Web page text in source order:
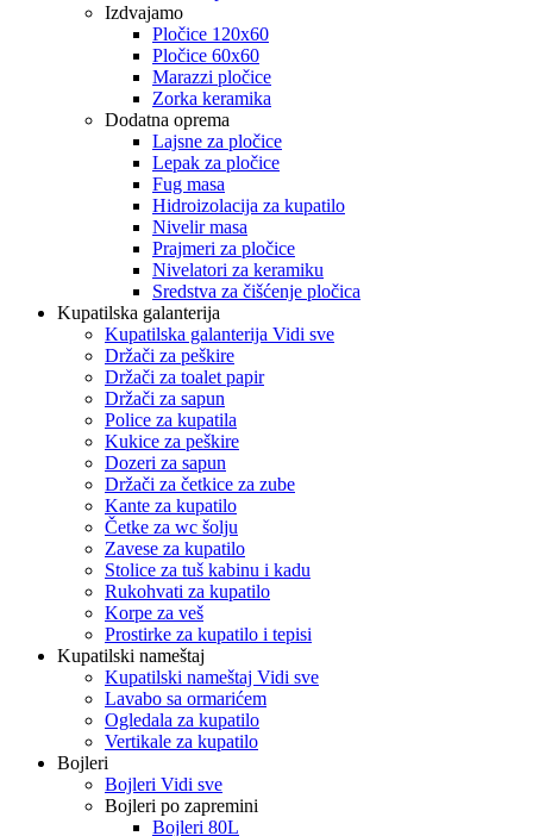
Izdvajamo
Pločice 120x60
Pločice 60x60
Marazzi pločice
Zorka keramika
Dodatna oprema
Lajsne za pločice
Lepak za pločice
Fug masa
Hidroizolacija za kupatilo
Nivelir masa
Prajmeri za pločice
Nivelatori za keramiku
Sredstva za čišćenje pločica
Kupatilska galanterija
Kupatilska galanterija Vidi sve
Držači za peškire
Držači za toalet papir
Držači za sapun
Police za kupatila
Kukice za peškire
Dozeri za sapun
Držači za četkice za zube
Kante za kupatilo
Četke za wc šolju
Zavese za kupatilo
Stolice za tuš kabinu i kadu
Rukohvati za kupatilo
Korpe za veš
Prostirke za kupatilo i tepisi
Kupatilski nameštaj
Kupatilski nameštaj Vidi sve
Lavabo sa ormarićem
Ogledala za kupatilo
Vertikale za kupatilo
Bojleri
Bojleri Vidi sve
Bojleri po zapremini
Bojleri 80L